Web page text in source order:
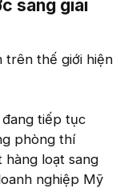
sang giai
trên thế giới hiện
đang tiếp tục
phòng thí
hàng loạt sang
nghiệp Mỹ